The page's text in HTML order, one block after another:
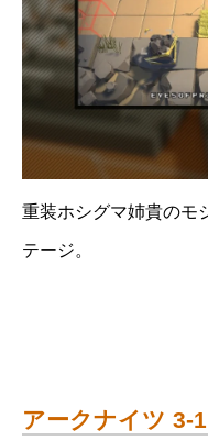
重装ホシグマ姉貴のモ
テージ。
アークナイツ 3-